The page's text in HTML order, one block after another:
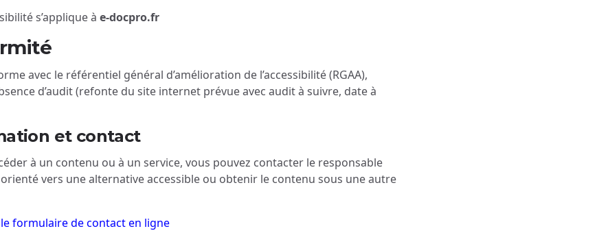
s’applique à e-docpro.fr
avec le référentiel général d’amélioration de l’accessibilité (RGAA),
d’audit (refonte du site internet prévue avec audit à suivre, date à
et contact
à un contenu ou à un service, vous pouvez contacter le responsable
vers une alternative accessible ou obtenir le contenu sous une autre
formulaire de contact en ligne